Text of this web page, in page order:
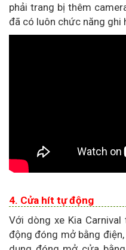
phải trang bị thêm
đã có luôn chức năng ghi
4. Cửa hít tự động
Với dòng xe Kia
động đóng mở bằng